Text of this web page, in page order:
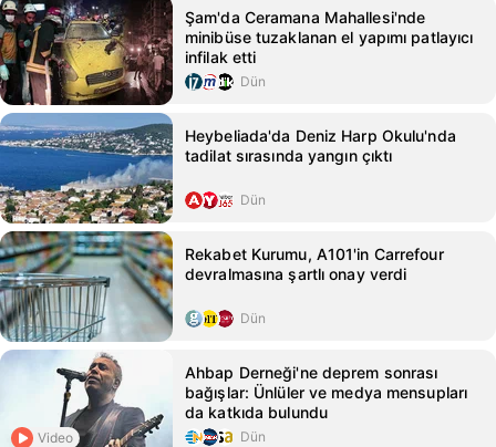
Şam'da Ceramana Mahallesi'nde
minibüse tuzaklanan el yapımı patlayıcı
infilak etti
Dün
Heybeliada'da Deniz Harp Okulu'nda
tadilat sırasında yangın çıktı
Dün
Rekabet Kurumu, A101'in Carrefour
devralmasına şartlı onay verdi
Dün
Video
Ahbap Derneği'ne deprem sonrası
bağışlar: Ünlüler ve medya mensupları
da katkıda bulundu
Dün